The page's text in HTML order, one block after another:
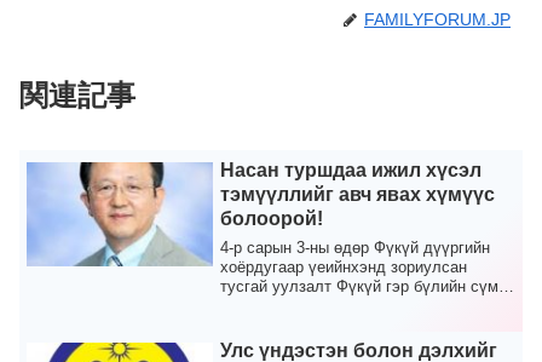
FAMILYFORUM.JP
関連記事
Насан туршдаа ижил хүсэл
тэмүүллийг авч явах хүмүүс
болоорой!
4-р сарын 3-ны өдөр Фүкүй дүүргийн
хоёрдугаар үеийнхэнд зориулсан
тусгай уулзалт Фүкүй гэр бүлийн сүмд
Улс үндэстэн болон дэлхийг